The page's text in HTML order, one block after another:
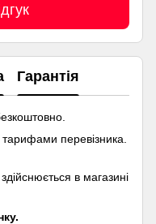
Гарантія
перевізника.
в магазині